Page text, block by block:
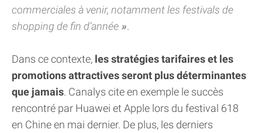
commerciales à venir, notamment les festivals de
shopping de fin d’année
.
Dans ce contexte, les stratégies tarifaires et les
promotions attractives seront plus déterminantes
que jamais. Canalys cite en exemple le succès
rencontré par Huawei et Apple lors du festival 618
en Chine en mai dernier. De plus, les derniers